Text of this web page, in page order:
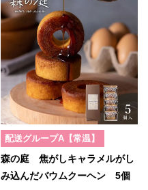
配送グループA【常温】
森の庭 焦がしキャラメルがし
み込んだバウムクーヘン 5個